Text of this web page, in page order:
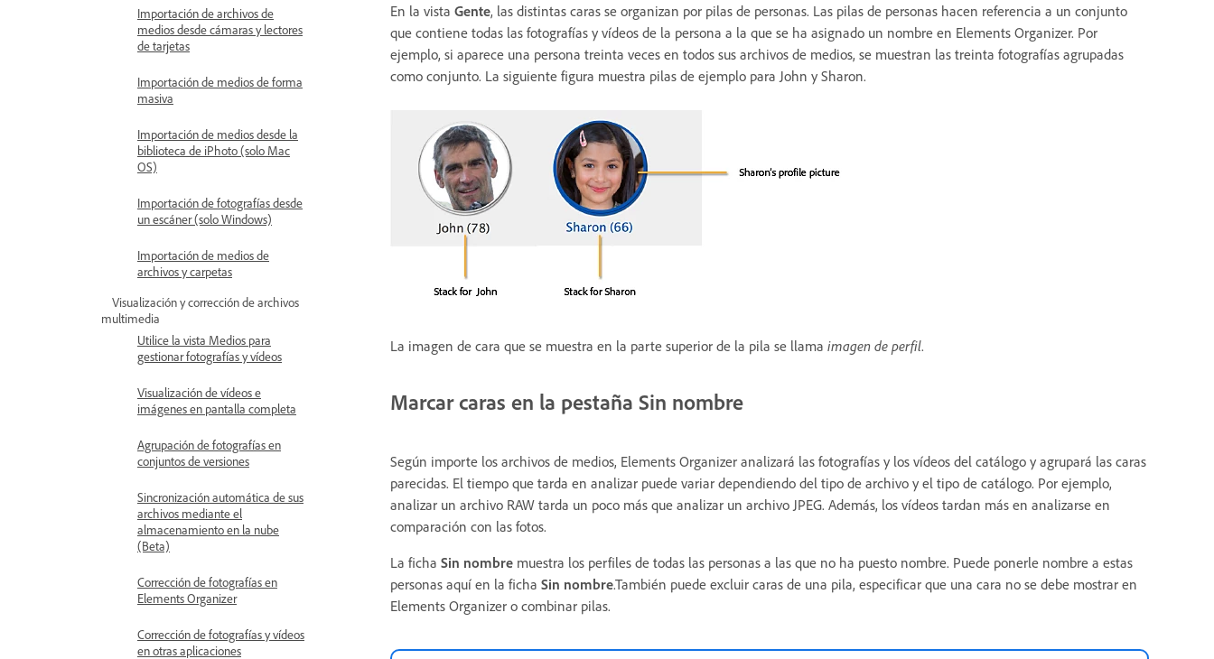
Importación de archivos de
medios desde cámaras y lectores
de tarjetas
Importación de medios de forma
masiva
Importación de medios desde la
biblioteca de iPhoto (solo Mac
OS)
Importación de fotografías desde
un escáner (solo Windows)
Importación de medios de
archivos y carpetas
Visualización y corrección de archivos
multimedia
Utilice la vista Medios para
gestionar fotografías y vídeos
Visualización de vídeos e
imágenes en pantalla completa
Agrupación de fotografías en
conjuntos de versiones
Sincronización automática de sus
archivos mediante el
almacenamiento en la nube
(Beta)
Corrección de fotografías en
Elements Organizer
Corrección de fotografías y vídeos
en otras aplicaciones
En la vista Gente, las distintas caras se organizan por pilas de personas. Las pilas de personas hacen referencia a un conjunto
que contiene todas las fotografías y vídeos de la persona a la que se ha asignado un nombre en Elements Organizer. Por
ejemplo, si aparece una persona treinta veces en todos sus archivos de medios, se muestran las treinta fotografías agrupadas
como conjunto. La siguiente figura muestra pilas de ejemplo para John y Sharon.
La imagen de cara que se muestra en la parte superior de la pila se llama imagen de perfil.
Marcar caras en la pestaña Sin nombre
Según importe los archivos de medios, Elements Organizer analizará las fotografías y los vídeos del catálogo y agrupará las caras
parecidas. El tiempo que tarda en analizar puede variar dependiendo del tipo de archivo y el tipo de catálogo. Por ejemplo,
analizar un archivo RAW tarda un poco más que analizar un archivo JPEG. Además, los vídeos tardan más en analizarse en
comparación con las fotos.
La ficha Sin nombre muestra los perfiles de todas las personas a las que no ha puesto nombre. Puede ponerle nombre a estas
personas aquí en la ficha Sin nombre.También puede excluir caras de una pila, especificar que una cara no se debe mostrar en
Elements Organizer o combinar pilas.